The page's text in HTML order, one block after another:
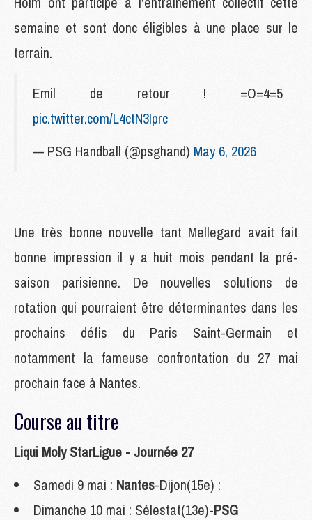
semaine et sont donc éligibles à une place sur le
terrain.
Emil de retour ! =O=4=5
pic.twitter.com/L4ctN3Iprc
— PSG Handball (@psghand) May 6, 2026
Une très bonne nouvelle tant Mellegard avait fait
bonne impression il y a huit mois pendant la pré-
saison parisienne. De nouvelles solutions de
rotation qui pourraient être déterminantes dans les
prochains défis du Paris Saint-Germain et
notamment la fameuse confrontation du 27 mai
prochain face à Nantes.
Course au titre
Liqui Moly StarLigue - Journée 27
Samedi 9 mai : Nantes-Dijon(15e) :
Dimanche 10 mai : Sélestat(13e)-PSG